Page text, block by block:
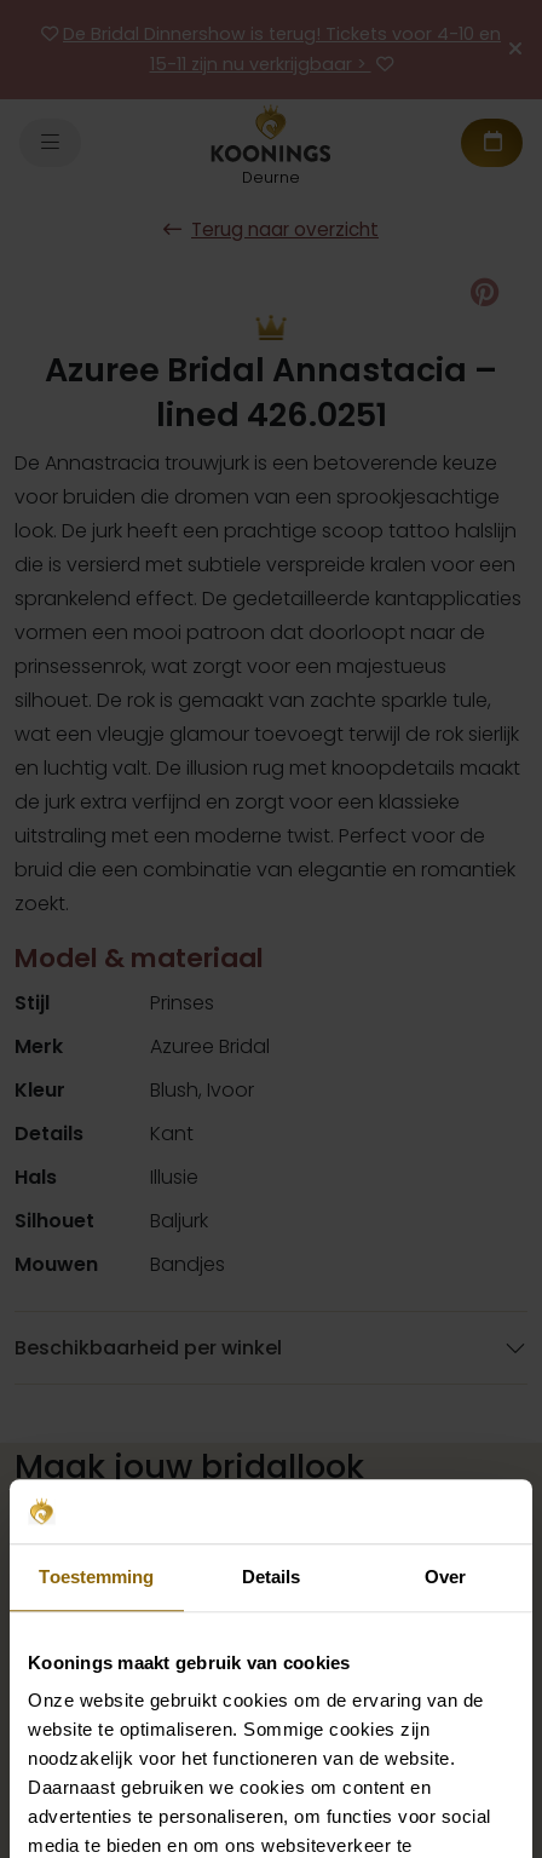
Toestemming Details Over
Koonings maakt gebruik van cookies
Onze website gebruikt cookies om de ervaring van de
website te optimaliseren. Sommige cookies zijn
noodzakelijk voor het functioneren van de website.
Daarnaast gebruiken we cookies om content en
advertenties te personaliseren, om functies voor social
media te bieden en om ons websiteverkeer te
De Bridal Dinnershow is terug! Tickets voor 4-10 en
15-11 zijn nu verkrijgbaar >
Deurne
Terug naar overzicht
Azuree Bridal Annastacia –
lined 426.0251
De Annastracia trouwjurk is een betoverende keuze
voor bruiden die dromen van een sprookjesachtige
look. De jurk heeft een prachtige scoop tattoo halslijn
die is versierd met subtiele verspreide kralen voor een
sprankelend effect. De gedetailleerde kantapplicaties
vormen een mooi patroon dat doorloopt naar de
prinsessenrok, wat zorgt voor een majestueus
silhouet. De rok is gemaakt van zachte sparkle tule,
wat een vleugje glamour toevoegt terwijl de rok sierlijk
en luchtig valt. De illusion rug met knoopdetails maakt
de jurk extra verfijnd en zorgt voor een klassieke
uitstraling met een moderne twist. Perfect voor de
bruid die een combinatie van elegantie en romantiek
zoekt.
Model & materiaal
Stijl
Prinses
Merk
Azuree Bridal
Kleur
Blush, Ivoor
Details
Kant
Hals
Illusie
Silhouet
Baljurk
Mouwen
Bandjes
Beschikbaarheid per winkel
Maak jouw bridallook
compleet
precies bij je bruidsjurk passen of een prachtige sluier,
haarband of haarspeld voor je bruidskapsel: jouw
bruidslook is pas af met bijpassende accessoires. Met
onze grote accessoire winkel met accessoires voor
bruid en bruidegom vind je de perfecte match met
jouw jurk of trouwkostuum.